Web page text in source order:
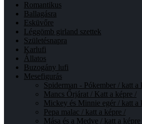
Romantikus
Ballagásra
Esküvőre
Léggömb girland szettek
Születésnapra
Karlufi
Állatos
Buzogány lufi
Mesefigurás
Spiderman - Pókember / katt a
Mancs Őrjárat / Katt a képre /
Mickey és Minnie egér / katt a
Pepa malac / katt a képre /
Mása és a Medve / katt a képre